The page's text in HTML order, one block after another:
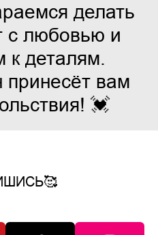
делать
с любовью и
к деталям.
вам
💓